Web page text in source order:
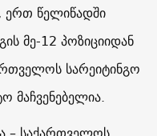
ერთ წელიწადში
მე-12 პოზიციიდან
სარეიტინგო
მაჩვენებელია.